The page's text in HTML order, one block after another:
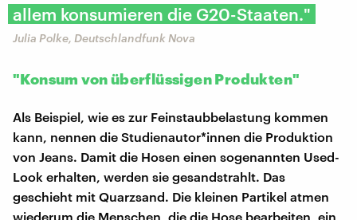
allem konsumieren die G20-Staaten."
Julia Polke, Deutschlandfunk Nova
"Konsum von überflüssigen Produkten"
Als Beispiel, wie es zur Feinstaubbelastung kommen
kann, nennen die Studienautor*innen die Produktion
von Jeans. Damit die Hosen einen sogenannten Used-
Look erhalten, werden sie gesandstrahlt. Das
geschieht mit Quarzsand. Die kleinen Partikel atmen
wiederum die Menschen, die die Hose bearbeiten, ein,